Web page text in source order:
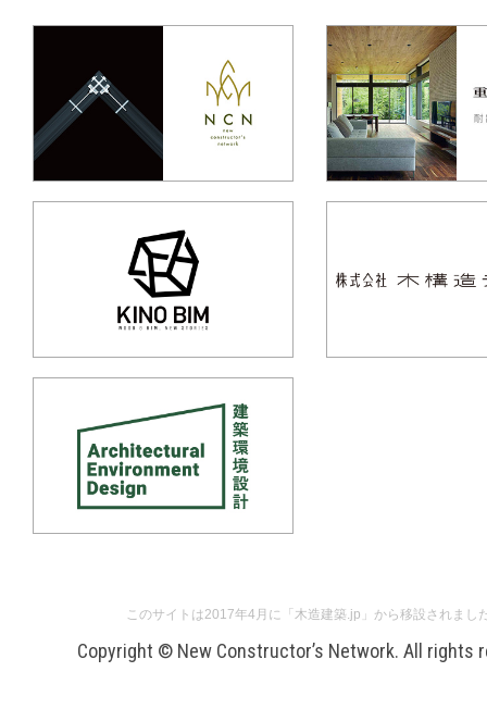
このサイトは2017年4月に「木造建築.jp」から移設されまし
Copyright © New Constructor’s Network. All rights